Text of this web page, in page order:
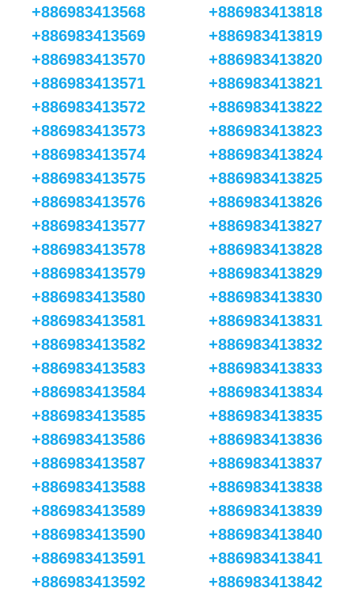
+886983413568
+886983413569
+886983413570
+886983413571
+886983413572
+886983413573
+886983413574
+886983413575
+886983413576
+886983413577
+886983413578
+886983413579
+886983413580
+886983413581
+886983413582
+886983413583
+886983413584
+886983413585
+886983413586
+886983413587
+886983413588
+886983413589
+886983413590
+886983413591
+886983413592
+886983413818
+886983413819
+886983413820
+886983413821
+886983413822
+886983413823
+886983413824
+886983413825
+886983413826
+886983413827
+886983413828
+886983413829
+886983413830
+886983413831
+886983413832
+886983413833
+886983413834
+886983413835
+886983413836
+886983413837
+886983413838
+886983413839
+886983413840
+886983413841
+886983413842